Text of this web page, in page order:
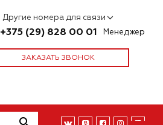
Другие номера для связи
+375 (29) 828 00 01 Менеджер
ЗАКАЗАТЬ ЗВОНОК